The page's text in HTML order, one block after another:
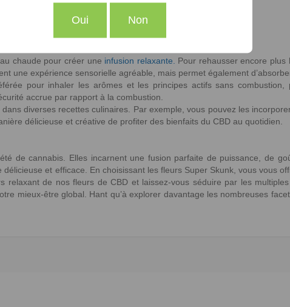
en vigueur.
et s’adaptent à tous les goûts :
chaude pour créer une infusion relaxante.
Pour rehausser encore
une expérience sensorielle agréable, mais permet également
pour inhaler les arômes et les principes actifs sans
accrue par rapport à la combustion.
diverses recettes culinaires. Par exemple, vous pouvez les
délicieuse et créative de profiter des bienfaits du CBD au quotidien.
de cannabis. Elles incarnent une fusion parfaite de puissance, de
et efficace. En choisissant les fleurs Super Skunk, vous vous
relaxant de nos fleurs de CBD et laissez-vous séduire par les
mieux-être global. Нant qu’à explorer davantage les nombreuses
Oui Non